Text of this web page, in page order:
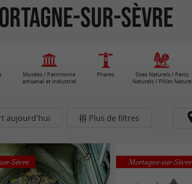
sur-Sèvre
Musées / Patrimoine
artisanal et industriel
Phares
Sites Naturels / Parcs
Naturels / Pôles Nature
aujourd'hui Plus de filtres
Sèvre Mortagne-sur-Sèvre